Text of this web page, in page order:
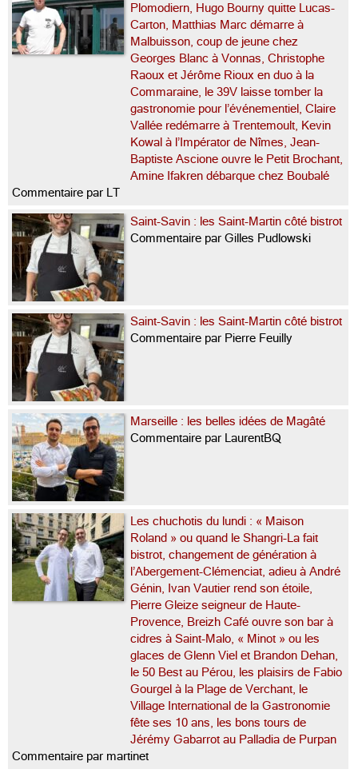
Plomodiern, Hugo Bourny quitte Lucas-
Carton, Matthias Marc démarre à
Malbuisson, coup de jeune chez
Georges Blanc à Vonnas, Christophe
Raoux et Jérôme Rioux en duo à la
Commaraine, le 39V laisse tomber la
gastronomie pour l’événementiel, Claire
Vallée redémarre à Trentemoult, Kevin
Kowal à l’Impérator de Nîmes, Jean-
Baptiste Ascione ouvre le Petit Brochant,
Amine Ifakren débarque chez Boubalé
Commentaire par LT
Saint-Savin : les Saint-Martin côté bistrot
Commentaire par Gilles Pudlowski
Saint-Savin : les Saint-Martin côté bistrot
Commentaire par Pierre Feuilly
Marseille : les belles idées de Magâté
Commentaire par LaurentBQ
Les chuchotis du lundi : « Maison
Roland » ou quand le Shangri-La fait
bistrot, changement de génération à
l’Abergement-Clémenciat, adieu à André
Génin, Ivan Vautier rend son étoile,
Pierre Gleize seigneur de Haute-
Provence, Breizh Café ouvre son bar à
cidres à Saint-Malo, « Minot » ou les
glaces de Glenn Viel et Brandon Dehan,
le 50 Best au Pérou, les plaisirs de Fabio
Gourgel à la Plage de Verchant, le
Village International de la Gastronomie
fête ses 10 ans, les bons tours de
Jérémy Gabarrot au Palladia de Purpan
Commentaire par martinet